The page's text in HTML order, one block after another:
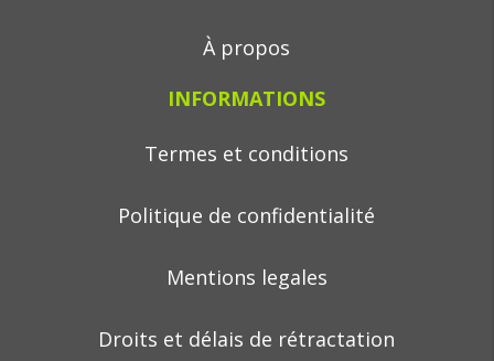
À propos
INFORMATIONS
Termes et conditions
Politique de confidentialité
Mentions legales
Droits et délais de rétractation